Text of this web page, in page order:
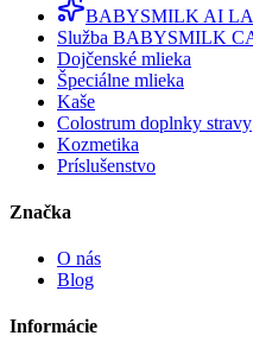
BABYSMILK AI
Služba BABYSMILK
Dojčenské mlieka
Špeciálne mlieka
Kaše
Colostrum doplnky stravy
Kozmetika
Príslušenstvo
Značka
O nás
Blog
Informácie